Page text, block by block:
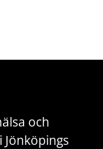
och
Jönköpings